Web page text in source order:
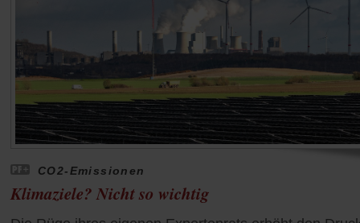
CO2-Emissionen
Klimaziele? Nicht so wichtig